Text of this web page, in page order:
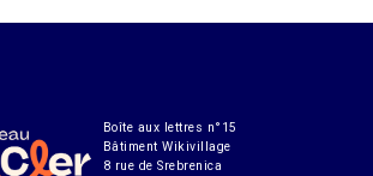
Boîte aux lettres n°15
Bâtiment Wikivillage
8 rue de Srebrenica